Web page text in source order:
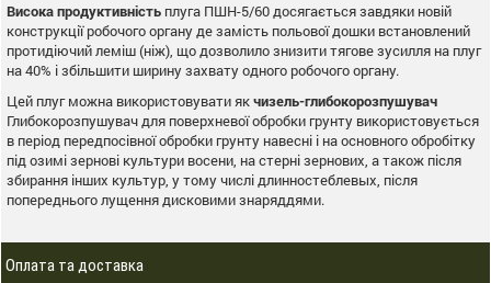
Висока продуктивність плуга ПШН-5/60 досягається завдяки новій
конструкції робочого органу де замість польової дошки встановлений
протидіючий леміш (ніж), що дозволило знизити тягове зусилля на плуг
на 40% і збільшити ширину захвату одного робочого органу.
Цей плуг можна використовувати якчизель-глибокорозпушувач
Глибокорозпушувач для поверхневої обробки грунту використовується
в період передпосівної обробки грунту навесні і на основного обробітку
під озимі зернові культури восени, на стерні зернових, а також після
збирання інших культур, у тому числі длинностеблевых, після
попереднього лущення дисковими знаряддями.
Оплата та доставка